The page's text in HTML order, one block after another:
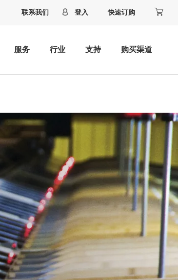
联系我们 登入 快速订购
服务 行业 支持 购买渠道